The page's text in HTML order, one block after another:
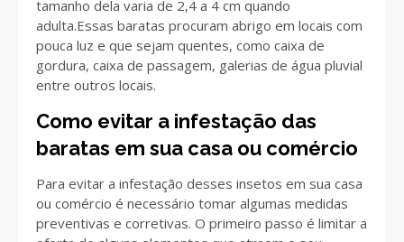
tamanho dela varia de 2,4 a 4 cm quando
adulta.Essas baratas procuram abrigo em locais com
pouca luz e que sejam quentes, como caixa de
gordura, caixa de passagem, galerias de água pluvial
entre outros locais.
Como evitar a infestação das
baratas em sua casa ou comércio
Para evitar a infestação desses insetos em sua casa
ou comércio é necessário tomar algumas medidas
preventivas e corretivas. O primeiro passo é limitar a